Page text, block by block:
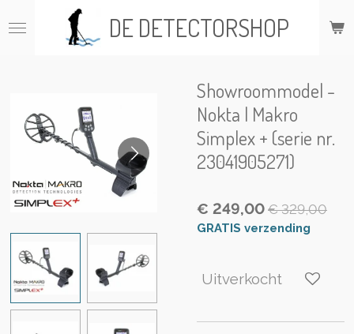
direct
DE DETECTORSHOP
Showroommodel -
Nokta | Makro
Simplex + (serie nr.
23041905271)
€ 249,00 € 329,00
GRATIS verzending
Uitverkocht